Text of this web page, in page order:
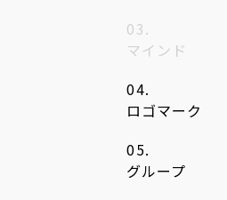
ニュースリリース
マインド
ロゴマーク
グループ